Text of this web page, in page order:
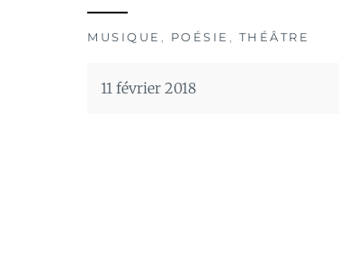
MUSIQUE , POÉSIE , THÉÂTRE
11 février 2018